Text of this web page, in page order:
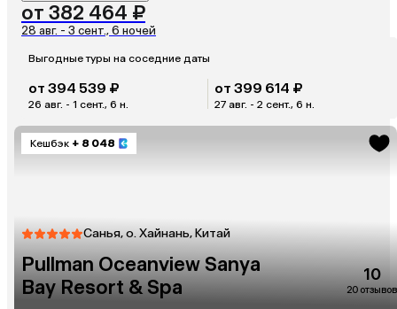
от 382 464 ₽
28 авг. - 3 сент., 6 ночей
Выгодные туры на соседние даты
от 394 539 ₽
26 авг. - 1 сент., 6 н.
от 399 614 ₽
27 авг. - 2 сент., 6 н.
Кешбэк + 8 048
Санья, о. Хайнань, Китай
Pullman Oceanview Sanya
Bay Resort & Spa
10
20 отзывов